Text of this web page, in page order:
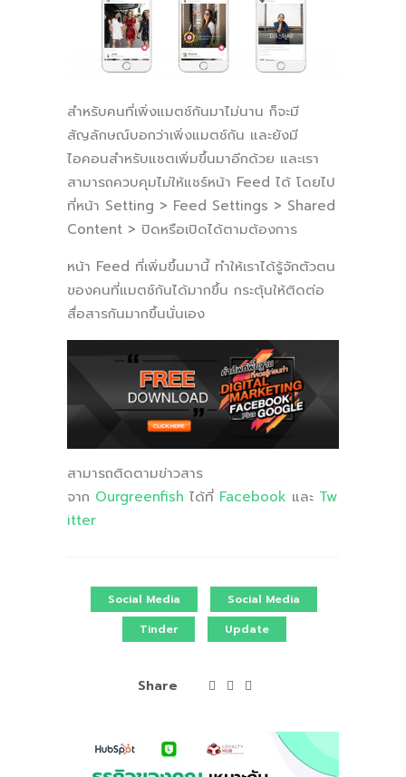
สำหรับคนที่เพิ่งแมตช์กันมาไม่นาน ก็จะมี
สัญลักษณ์บอกว่าเพิ่งแมตช์กัน และยังมี
ไอคอนสำหรับแชตเพิ่มขึ้นมาอีกด้วย และเรา
สามารถควบคุมไม่ให้แชร์หน้า Feed ได้ โดยไป
ที่หน้า Setting > Feed Settings > Shared
Content > ปิดหรือเปิดได้ตามต้องการ
หน้า Feed ที่เพิ่มขึ้นมานี้ ทำให้เราได้รู้จักตัวตน
ของคนที่แมตช์กันได้มากขึ้น กระตุ้นให้ติดต่อ
สื่อสารกันมากขึ้นนั่นเอง
สามารถติดตามข่าวสาร
จาก Ourgreenfish ได้ที่ Facebook และ Tw
itter
Social Media
Social Media
Tinder
Update
Share